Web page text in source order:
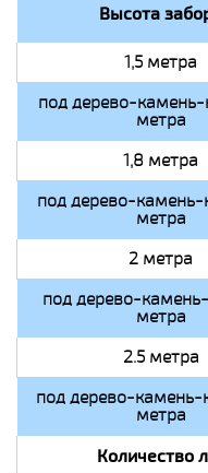
Высота
1,5 метра
под дерево-камень-
метра
1,8 метра
под дерево-камень-
метра
2 метра
под дерево-
метра
2.5 метра
под дерево-камень-
метра
Количество